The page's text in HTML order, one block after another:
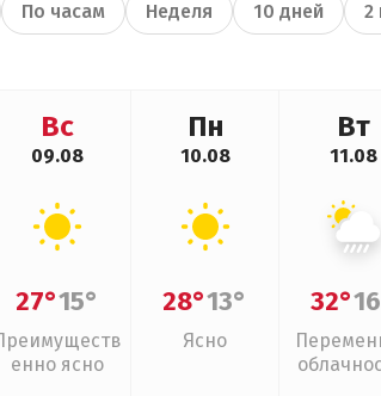
По часам Неделя 10 дней 2
Вс
09.08
27°15°
енно ясно
Пн
10.08
28°13°
Ясно
Вт
11.08
32°